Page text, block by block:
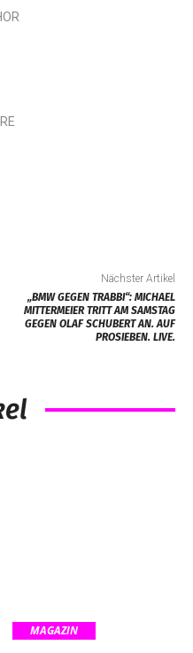
Nächster Artikel
„BMW GEGEN TRABBI“: MICHAEL
MITTERMEIER TRITT AM SAMSTAG
GEGEN OLAF SCHUBERT AN. AUF
PROSIEBEN. LIVE.
MAGAZIN